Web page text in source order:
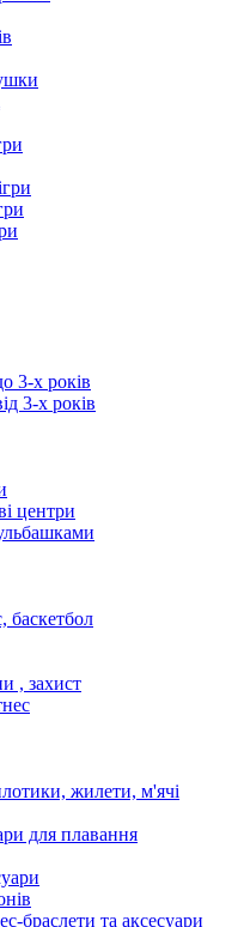
3-х років
3-х років
центри
баскетбол
, захист
жилети, м'ячі
для плавання
браслети та аксесуари